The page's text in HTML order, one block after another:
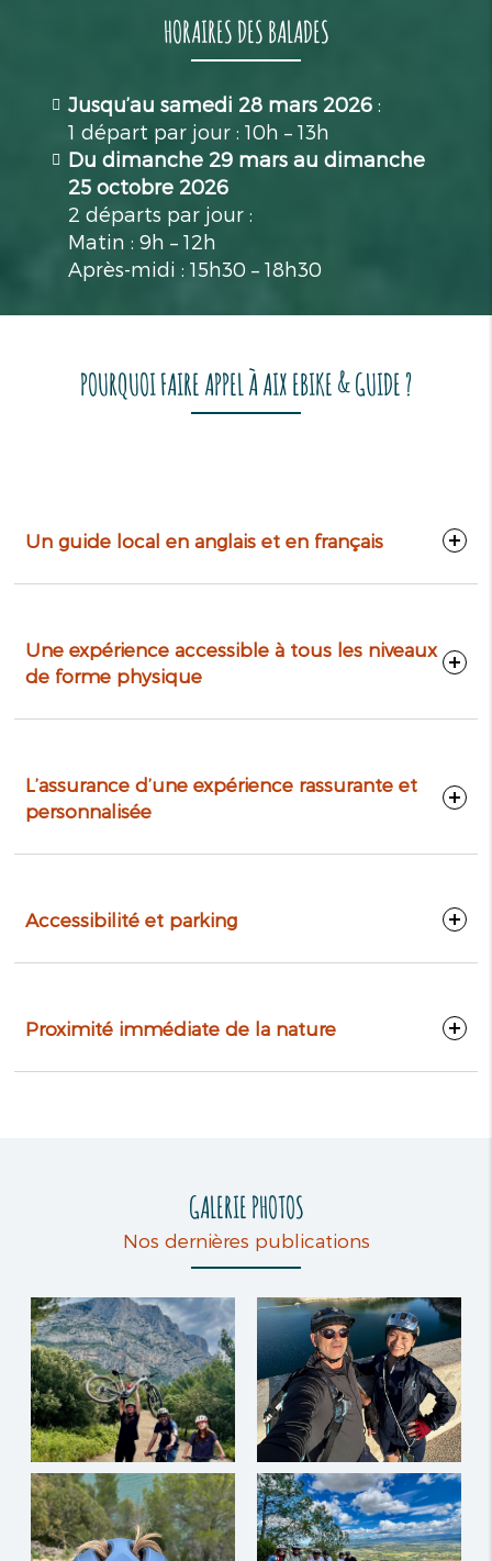
HORAIRES DES BALADES
Jusqu’au samedi 28 mars 2026 :
1 départ par jour : 10h – 13h
Du dimanche 29 mars au dimanche
25 octobre 2026
2 départs par jour :
Matin : 9h – 12h
Après-midi : 15h30 – 18h30
POURQUOI FAIRE APPEL À AIX EBIKE & GUIDE ?
Un guide local en anglais et en français
Une expérience accessible à tous les niveaux
de forme physique
L’assurance d’une expérience rassurante et
personnalisée
Accessibilité et parking
Proximité immédiate de la nature
GALERIE PHOTOS
Nos dernières publications